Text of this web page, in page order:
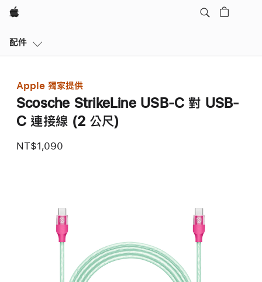
Apple
配件
Apple 獨家提供
Scosche StrikeLine USB-C 對 USB-
C 連接線 (2 公尺)
NT$1,090